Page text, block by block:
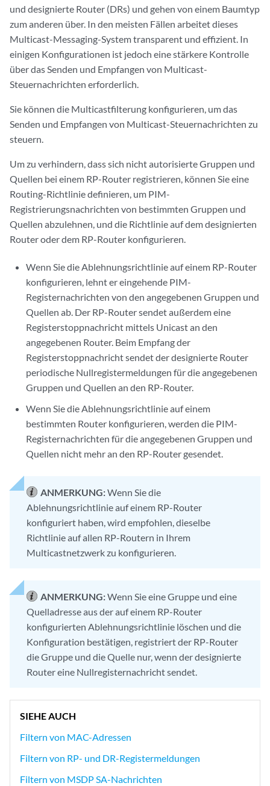
und designierte Router (DRs) und gehen von einem Baumtyp
zum anderen über. In den meisten Fällen arbeitet dieses
Multicast-Messaging-System transparent und effizient. In
einigen Konfigurationen ist jedoch eine stärkere Kontrolle
über das Senden und Empfangen von Multicast-
Steuernachrichten erforderlich.
Sie können die Multicastfilterung konfigurieren, um das
Senden und Empfangen von Multicast-Steuernachrichten zu
steuern.
Um zu verhindern, dass sich nicht autorisierte Gruppen und
Quellen bei einem RP-Router registrieren, können Sie eine
Routing-Richtlinie definieren, um PIM-
Registrierungsnachrichten von bestimmten Gruppen und
Quellen abzulehnen, und die Richtlinie auf dem designierten
Router oder dem RP-Router konfigurieren.
Wenn Sie die Ablehnungsrichtlinie auf einem RP-Router
konfigurieren, lehnt er eingehende PIM-
Registernachrichten von den angegebenen Gruppen und
Quellen ab. Der RP-Router sendet außerdem eine
Registerstoppnachricht mittels Unicast an den
angegebenen Router. Beim Empfang der
Registerstoppnachricht sendet der designierte Router
periodische Nullregistermeldungen für die angegebenen
Gruppen und Quellen an den RP-Router.
Wenn Sie die Ablehnungsrichtlinie auf einem
bestimmten Router konfigurieren, werden die PIM-
Registernachrichten für die angegebenen Gruppen und
Quellen nicht mehr an den RP-Router gesendet.
ANMERKUNG:Wenn Sie die
Ablehnungsrichtlinie auf einem RP-Router
konfiguriert haben, wird empfohlen, dieselbe
Richtlinie auf allen RP-Routern in Ihrem
Multicastnetzwerk zu konfigurieren.
ANMERKUNG:Wenn Sie eine Gruppe und eine
Quelladresse aus der auf einem RP-Router
konfigurierten Ablehnungsrichtlinie löschen und die
Konfiguration bestätigen, registriert der RP-Router
die Gruppe und die Quelle nur, wenn der designierte
Router eine Nullregisternachricht sendet.
SIEHE AUCH
Filtern von MAC-Adressen
Filtern von RP- und DR-Registermeldungen
Filtern von MSDP SA-Nachrichten